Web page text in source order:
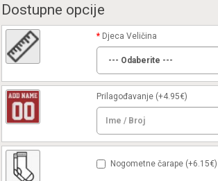
Dostupne opcije
Djeca Veličina
Prilagođavanje(+4.95€)
Nogometne čarape (+6.15€)